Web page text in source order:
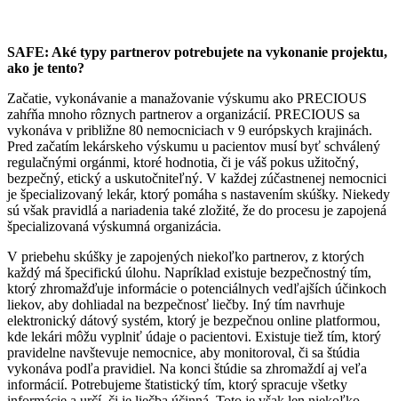
SAFE: Aké typy partnerov potrebujete na vykonanie projektu,
ako je tento?
Začatie, vykonávanie a manažovanie výskumu ako PRECIOUS
zahŕňa mnoho rôznych partnerov a organizácií. PRECIOUS sa
vykonáva v približne 80 nemocniciach v 9 európskych krajinách.
Pred začatím lekárskeho výskumu u pacientov musí byť schválený
regulačnými orgánmi, ktoré hodnotia, či je váš pokus užitočný,
bezpečný, etický a uskutočniteľný. V každej zúčastnenej nemocnici
je špecializovaný lekár, ktorý pomáha s nastavením skúšky. Niekedy
sú však pravidlá a nariadenia také zložité, že do procesu je zapojená
špecializovaná výskumná organizácia.
V priebehu skúšky je zapojených niekoľko partnerov, z ktorých
každý má špecifickú úlohu. Napríklad existuje bezpečnostný tím,
ktorý zhromažďuje informácie o potenciálnych vedľajších účinkoch
liekov, aby dohliadal na bezpečnosť liečby. Iný tím navrhuje
elektronický dátový systém, ktorý je bezpečnou online platformou,
kde lekári môžu vyplniť údaje o pacientovi. Existuje tiež tím, ktorý
pravidelne navštevuje nemocnice, aby monitoroval, či sa štúdia
vykonáva podľa pravidiel. Na konci štúdie sa zhromaždí aj veľa
informácií. Potrebujeme štatistický tím, ktorý spracuje všetky